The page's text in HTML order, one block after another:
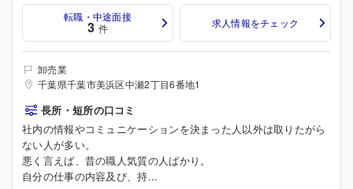
転職・中途面接
3 件 求人情報をチェック
卸売業
千葉県千葉市美浜区中瀬2丁目6番地1
長所・短所の口コミ
社内の情報やコミュニケーションを決まった人以外は取りたがら
ない人が多い。
悪く言えば、昔の職人気質の人ばかり。
自分の仕事の内容及び、持...